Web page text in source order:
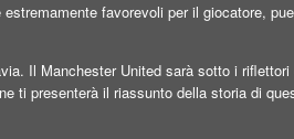
favorevoli per il giocatore,
Il Manchester United sarà sotto i riflettori
ti presenterà il riassunto della storia di